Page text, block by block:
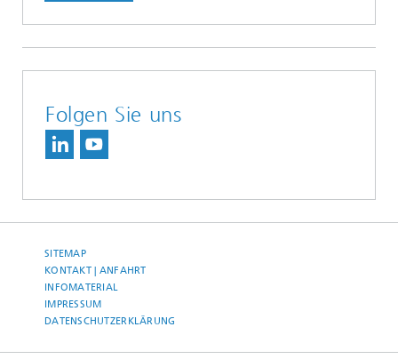
Folgen Sie uns
SITEMAP
KONTAKT | ANFAHRT
INFOMATERIAL
IMPRESSUM
DATENSCHUTZERKLÄRUNG